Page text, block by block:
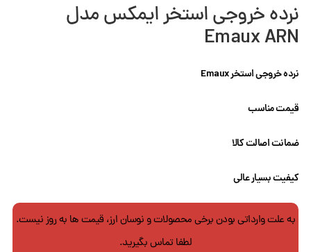
نرده خروجی استخر ایمکس مدل
Emaux ARN
نرده خروجی استخر Emaux
قیمت مناسب
ضمانت اصالت کالا
کیفیت بسیار عالی
به علت وارداتی بودن برخی محصولات و نوسان ارز، قیمت ها به روز نیست.
لطفا تماس بگیرید.